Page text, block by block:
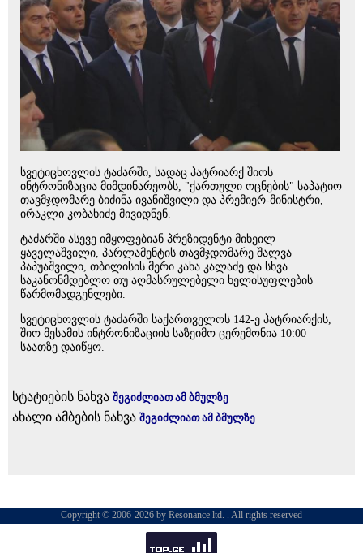
სვეტიცხოვლის ტაძარში, სადაც პატრიარქ შიოს
ინტრონიზაცია მიმდინარეობს, "ქართული ოცნების" საპატიო
თავმჯდომარე ბიძინა ივანიშვილი და პრემიერ-მინისტრი,
ირაკლი კობახიძე მივიდნენ.
ტაძარში ასევე იმყოფებიან პრეზიდენტი მიხეილ
ყაველაშვილი, პარლამენტის თავმჯდომარე შალვა
პაპუაშვილი, თბილისის მერი კახა კალაძე და სხვა
საკანონმდებლო თუ აღმასრულებელი ხელისუფლების
წარმომადგენლები.
სვეტიცხოვლის ტაძარში საქართველოს 142-ე პატრიარქის,
შიო მესამის ინტრონიზაციის საზეიმო ცერემონია 10:00
საათზე დაიწყო.
სტატიების ნახვა შეგიძლიათ ამ ბმულზე
ახალი ამბების ნახვა შეგიძლიათ ამ ბმულზე
Copyright © 2006-2026 by Resonance ltd. . All rights reserved